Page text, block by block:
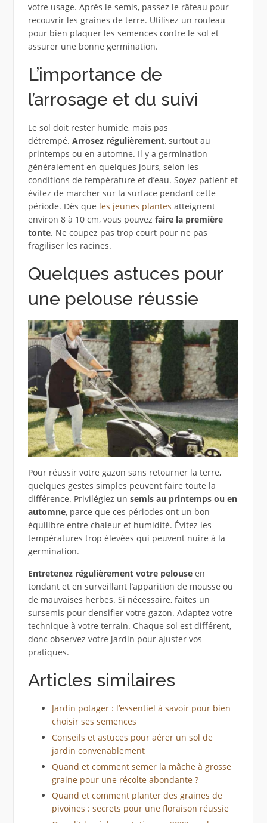
votre usage. Après le semis, passez le râteau pour
recouvrir les graines de terre. Utilisez un rouleau
pour bien plaquer les semences contre le sol et
assurer une bonne germination.
L’importance de
l’arrosage et du suivi
Le sol doit rester humide, mais pas
détrempé. Arrosez régulièrement, surtout au
printemps ou en automne. Il y a germination
généralement en quelques jours, selon les
conditions de température et d’eau. Soyez patient et
évitez de marcher sur la surface pendant cette
période. Dès que les jeunes plantes atteignent
environ 8 à 10 cm, vous pouvez faire la première
tonte. Ne coupez pas trop court pour ne pas
fragiliser les racines.
Quelques astuces pour
une pelouse réussie
Pour réussir votre gazon sans retourner la terre,
quelques gestes simples peuvent faire toute la
différence. Privilégiez un semis au printemps ou en
automne, parce que ces périodes ont un bon
équilibre entre chaleur et humidité. Évitez les
températures trop élevées qui peuvent nuire à la
germination.
Entretenez régulièrement votre pelouseen
tondant et en surveillant l’apparition de mousse ou
de mauvaises herbes. Si nécessaire, faites un
sursemis pour densifier votre gazon. Adaptez votre
technique à votre terrain. Chaque sol est différent,
donc observez votre jardin pour ajuster vos
pratiques.
Articles similaires
Jardin potager : l’essentiel à savoir pour bien
choisir ses semences
Conseils et astuces pour aérer un sol de
jardin convenablement
Quand et comment semer la mâche à grosse
graine pour une récolte abondante ?
Quand et comment planter des graines de
pivoines : secrets pour une floraison réussie